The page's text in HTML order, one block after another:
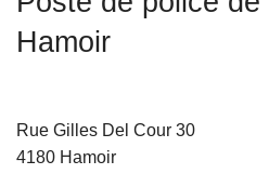
Hamoir
Rue Gilles Del Cour 30
4180 Hamoir